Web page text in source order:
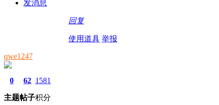
发消息
回复
使用道具 举报
qwe1247
0
主题
62
帖子
1581
积分